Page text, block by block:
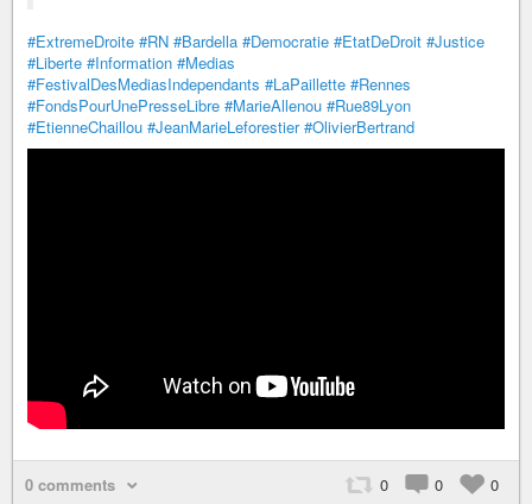
#ExtremeDroite #RN #Bardella #Democratie #EtatDeDroit #Justice
#Liberte #Information #Medias
#FestivalDesMediasIndependants #LaPaillette #Rennes
#FondsPourUnePresseLibre #MarieAllenou #Rue89Lyon
#EtienneChaillou #JeanMarieLeforestier #OlivierBertrand
0 comments 0 0 0